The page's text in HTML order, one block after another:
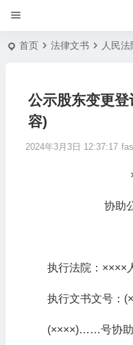
首页 法律文书 人民
公示股东变更
容)
2024年3月3日 12:37:17
协助
执行法院：××××
执行文书文号：
(××××)……号协助